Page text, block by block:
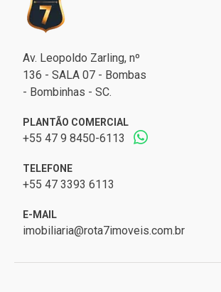
Av. Leopoldo Zarling, nº
136 - SALA 07 - Bombas
- Bombinhas - SC.
PLANTÃO COMERCIAL
+55 47 9 8450-6113
TELEFONE
+55 47 3393 6113
E-MAIL
imobiliaria@rota7imoveis.com.br